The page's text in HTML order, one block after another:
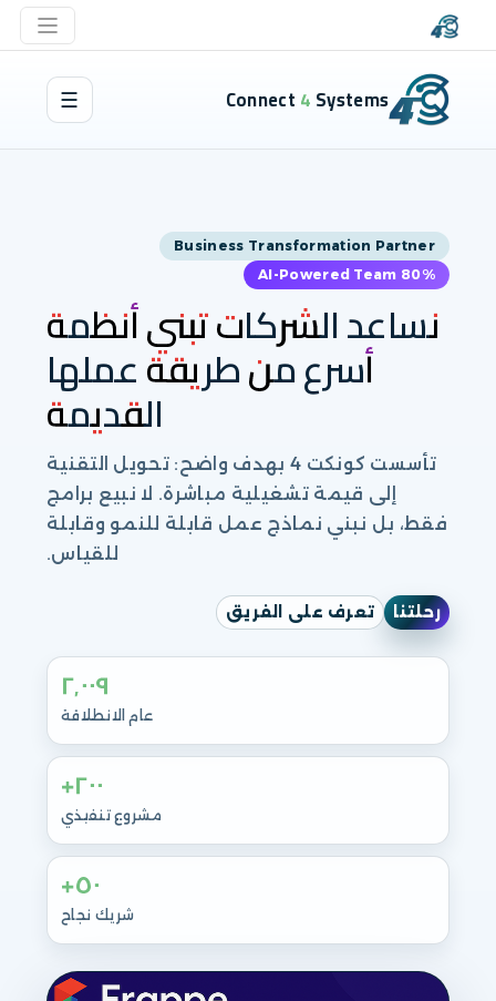
Connect 4 Systems
☰
Business Transformation Partner
80% AI-Powered Team
نساعد الشركات تبني أنظمة
أسرع من طريقة عملها
القديمة
تأسست كونكت 4 بهدف واضح: تحويل التقنية
إلى قيمة تشغيلية مباشرة. لا نبيع برامج
فقط، بل نبني نماذج عمل قابلة للنمو وقابلة
للقياس.
رحلتنا تعرف على الفريق
٢٬٠٠٩
عام الانطلاقة
٢٠٠+
مشروع تنفيذي
٥٠+
شريك نجاح